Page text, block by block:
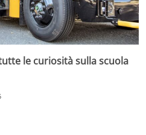
le curiosità sulla scuola